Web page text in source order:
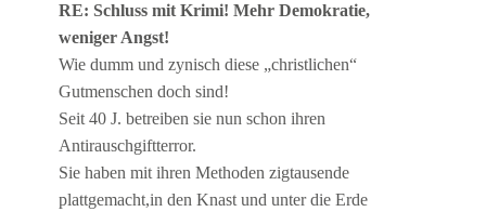
RE: Schluss mit Krimi! Mehr Demokratie,
weniger Angst!
Wie dumm und zynisch diese „christlichen“
Gutmenschen doch sind!
Seit 40 J. betreiben sie nun schon ihren
Antirauschgiftterror.
Sie haben mit ihren Methoden zigtausende
plattgemacht,in den Knast und unter die Erde